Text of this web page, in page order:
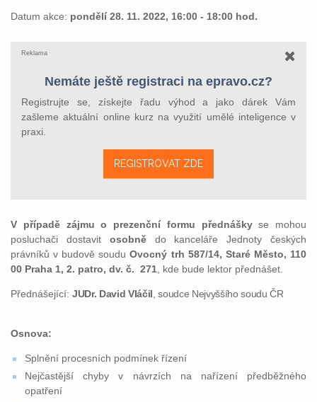
Datum akce: pondělí 28. 11. 2022, 16:00 - 18:00 hod.
Reklama
Nemáte ještě registraci na epravo.cz?
Registrujte se, získejte řadu výhod a jako dárek Vám
zašleme aktuální online kurz na využití umělé inteligence v
praxi.
REGISTROVAT ZDE
V případě zájmu o prezenční formu přednáškyse mohou
posluchači dostavit osobnědo kanceláře Jednoty českých
právníků v budově souduOvocný trh 587/14, Staré Město, 110
00 Praha 1, 2. patro, dv. č. 271 , kde bude lektor přednášet.
Přednášející: JUDr. David Vláčil , soudce Nejvyššího soudu ČR
Osnova:
Splnění procesních podmínek řízení
Nejčastější chyby v návrzích na nařízení předběžného
opatření